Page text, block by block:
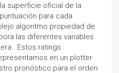
superficie oficial de la
para cada
algoritmo propiedad de
las diferentes variables
. Estos ratings
en un plotter
pronóstico para el orden